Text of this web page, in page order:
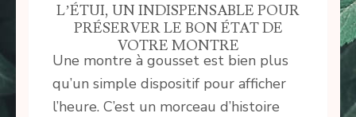
L’ÉTUI, UN INDISPENSABLE POUR
PRÉSERVER LE BON ÉTAT DE
VOTRE MONTRE
Une montre à gousset est bien plus
qu’un simple dispositif pour afficher
l’heure. C’est un morceau d’histoire